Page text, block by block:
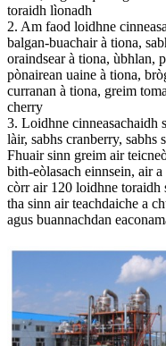
toraidh lìonadh
2. Am faod loidhne
balgan-buachair à tiona,
oraindsear à tiona, ùbhlan,
pònairean uaine à tiona,
curranan à tiona, greim
cherry
3. Loidhne cinneasachaidh
làir, sabhs cranberry, sabhs
Fhuair sinn greim air
bith-eòlasach einnsein, air
còrr air 120 loidhne toraidh
tha sinn air teachdaiche a
agus buannachdan